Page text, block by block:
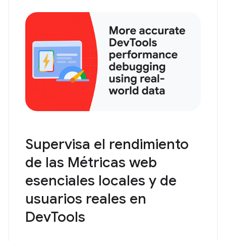
Supervisa el rendimiento
de las Métricas web
esenciales locales y de
usuarios reales en
DevTools